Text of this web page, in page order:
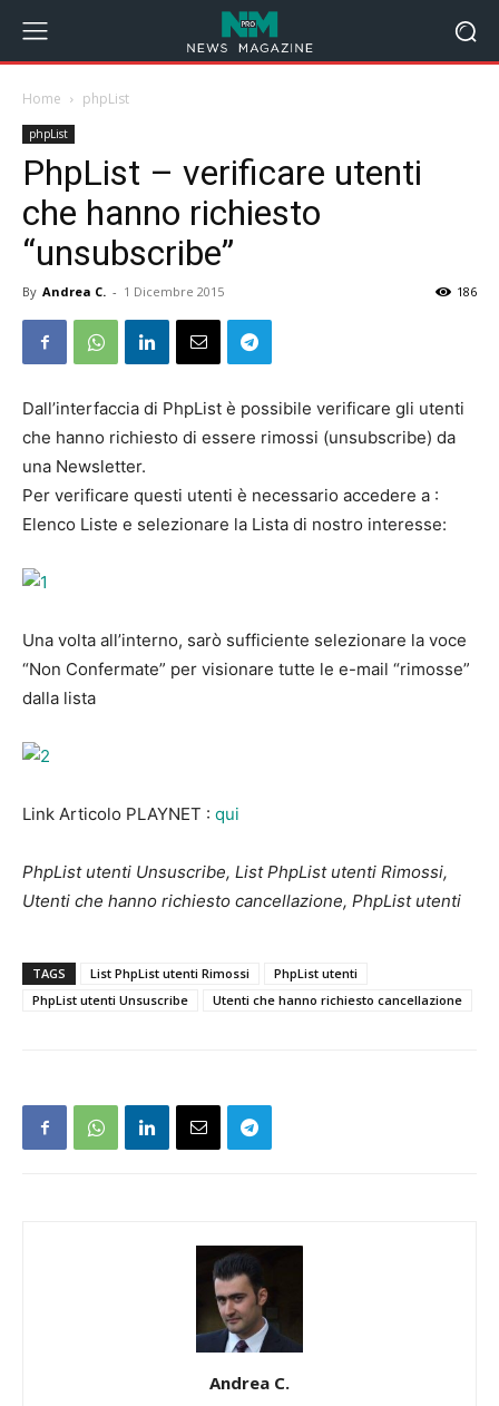
Home phpList
phpList
PhpList – verificare utenti
che hanno richiesto
“unsubscribe”
By Andrea C. - 1 Dicembre 2015 186
Dall’interfaccia di PhpList è possibile verificare gli utenti
che hanno richiesto di essere rimossi (unsubscribe) da
una Newsletter.
Per verificare questi utenti è necessario accedere a :
Elenco Liste e selezionare la Lista di nostro interesse:
Una volta all’interno, sarò sufficiente selezionare la voce
“Non Confermate” per visionare tutte le e-mail “rimosse”
dalla lista
Link Articolo PLAYNET : qui
PhpList utenti Unsuscribe, List PhpList utenti Rimossi,
Utenti che hanno richiesto cancellazione, PhpList utenti
TAGS List PhpList utenti Rimossi
PhpList utenti
PhpList utenti Unsuscribe
Utenti che hanno richiesto cancellazione
Andrea C.